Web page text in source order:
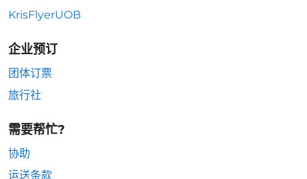
KrisFlyerUOB
企业预订
团体订票
旅行社
需要帮忙?
协助
运送条款